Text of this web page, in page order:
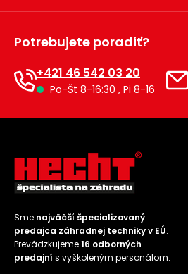
Potrebujete poradiť?
+421 46 542 03 20
Po-Št 8-16:30 , Pi 8-16
Sme najväčší špecializovaný
predajca záhradnej techniky v EÚ.
Prevádzkujeme16 odborných
predajní s vyškoleným personálom.